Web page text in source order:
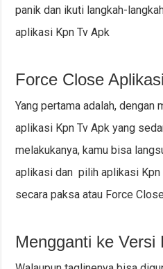
panik dan ikuti langkah-
aplikasi Kpn Tv Apk
Force Close Aplikasi
Yang pertama adalah, dengan
aplikasi Kpn Tv Apk yang
melakukanya, kamu bisa
aplikasi dan pilih aplikasi Kpn
secara paksa atau Force
Mengganti ke Versi